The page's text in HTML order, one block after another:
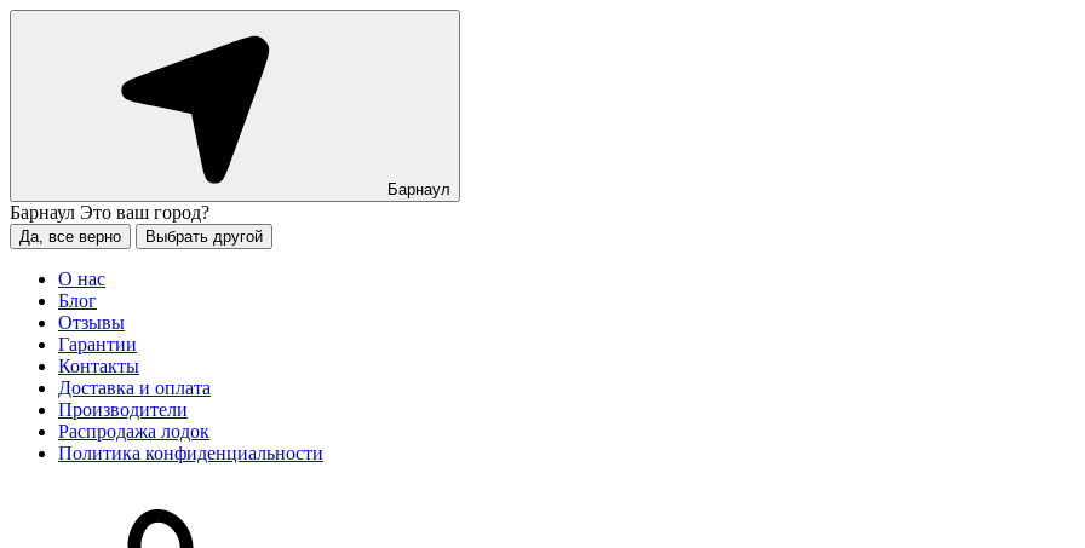
Барнаул
Барнаул Это ваш город?
Да, все верно Выбрать другой
О нас
Блог
Отзывы
Гарантии
Контакты
Доставка и оплата
Производители
Распродажа лодок
Политика конфиденциальности